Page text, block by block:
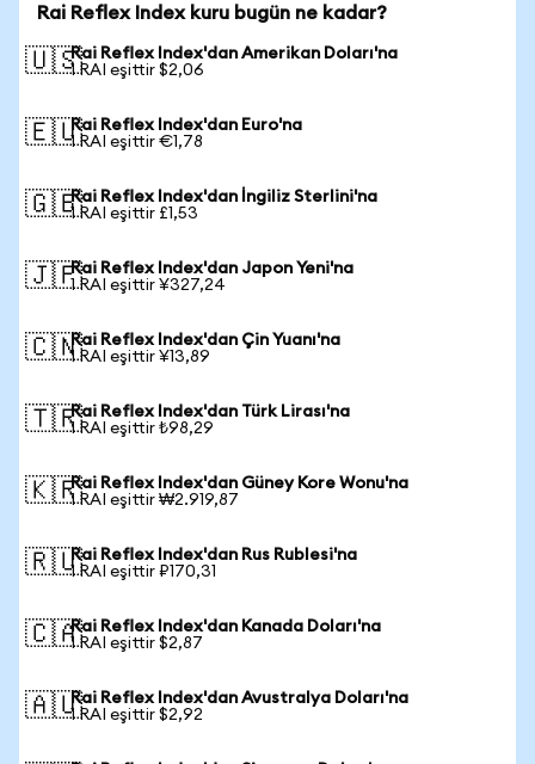
Rai Reflex Index kuru bugün ne kadar?
🇺🇸Rai Reflex Index'dan Amerikan Doları'na
1 RAI eşittir $2,06
🇪🇺Rai Reflex Index'dan Euro'na
1 RAI eşittir €1,78
🇬🇧Rai Reflex Index'dan İngiliz Sterlini'na
1 RAI eşittir £1,53
🇯🇵Rai Reflex Index'dan Japon Yeni'na
1 RAI eşittir ¥327,24
🇨🇳Rai Reflex Index'dan Çin Yuanı'na
1 RAI eşittir ¥13,89
🇹🇷Rai Reflex Index'dan Türk Lirası'na
1 RAI eşittir ₺98,29
🇰🇷Rai Reflex Index'dan Güney Kore Wonu'na
1 RAI eşittir ₩2.919,87
🇷🇺Rai Reflex Index'dan Rus Rublesi'na
1 RAI eşittir ₽170,31
🇨🇦Rai Reflex Index'dan Kanada Doları'na
1 RAI eşittir $2,87
🇦🇺Rai Reflex Index'dan Avustralya Doları'na
1 RAI eşittir $2,92